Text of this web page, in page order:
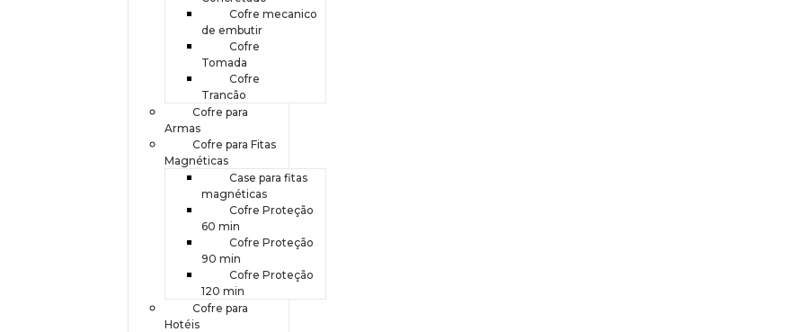
Cofre mecanico
de embutir
Cofre
Tomada
Cofre
Trancão
Cofre para
Armas
Cofre para Fitas
Magnéticas
Case para fitas
magnéticas
Cofre Proteção
60 min
Cofre Proteção
90 min
Cofre Proteção
120 min
Cofre para
Hotéis